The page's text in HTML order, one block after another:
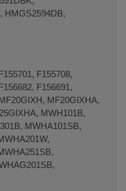
HMGS2594DB,
F155708,
F156691,
MF20GIXHA,
MWH101B,
MWHA101SB,